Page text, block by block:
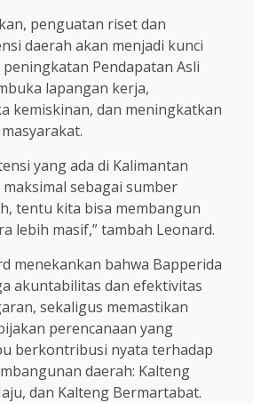
penguatan riset dan
daerah akan menjadi kunci
Pendapatan Asli
lapangan kerja,
kemiskinan, dan meningkatkan
yang ada di Kalimantan
sebagai sumber
tentu kita bisa membangun
lebih masif,” tambah Leonard.
menekankan bahwa Bapperida
akuntabilitas dan efektivitas
sekaligus memastikan
perencanaan yang
berkontribusi nyata terhadap
daerah: Kalteng
dan Kalteng Bermartabat.